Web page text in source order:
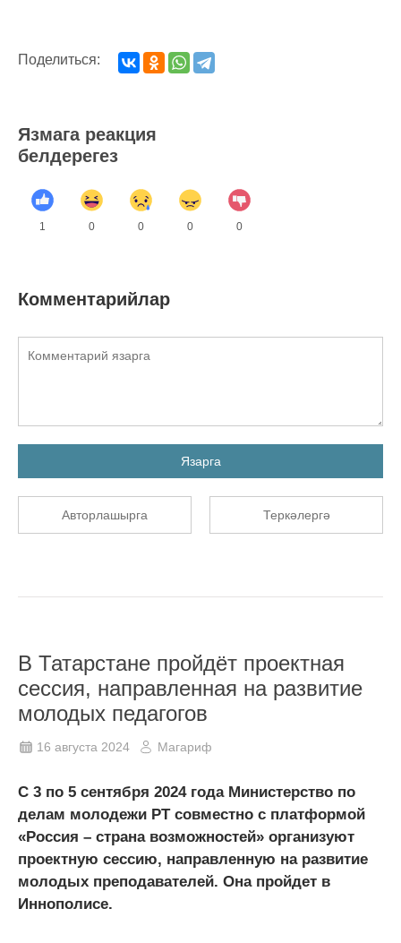
Поделиться:
Язмага реакция
белдерегез
1 0 0 0 0
Комментарийлар
Язарга
Авторлашырга Теркәлергә
В Татарстане пройдёт проектная
сессия, направленная на развитие
молодых педагогов
16 августа 2024 Магариф
С 3 по 5 сентября 2024 года Министерство по
делам молодежи РТ совместно с платформой
«Россия – страна возможностей» организуют
проектную сессию, направленную на развитие
молодых преподавателей. Она пройдет в
Иннополисе.